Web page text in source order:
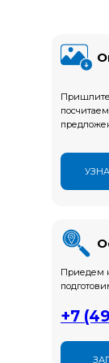
+7
Приедем